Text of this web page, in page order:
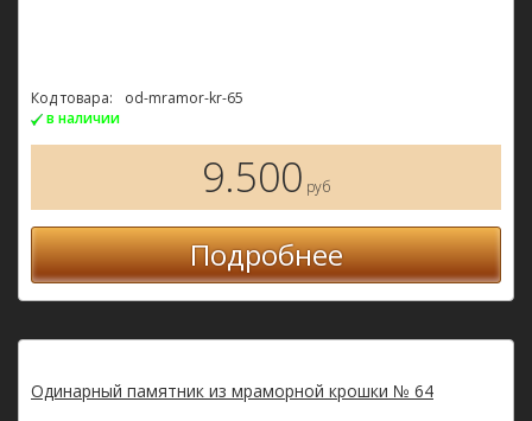
Код товара:
od-mramor-kr-65
в наличии
9.500 руб
Подробнее
Одинарный памятник из мраморной крошки № 64